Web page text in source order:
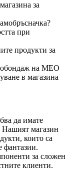
за
при
продукти за
на MEO
в магазина
да имате
Нашият магазин
които са
фантазии.
за сложен
клиенти.